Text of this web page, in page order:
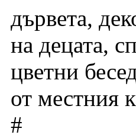
дървета,
на децата,
цветни
от местния
#